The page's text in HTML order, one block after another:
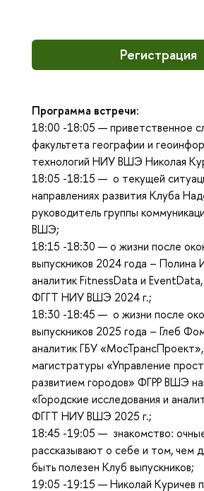
Регистрация
Программа встречи:
18:00 -18:05 — приветственное
факультета географии и
технологий НИУ ВШЭ Николая
18:05 -18:15 — о текущей
направлениях развития Клуба
руководитель группы
ВШЭ;
18:15 -18:30 — о жизни после
выпускников 2024 года – Полина
аналитик FitnessData и
ФГГТ НИУ ВШЭ 2024 г.;
18:30 -18:45 — о жизни после
выпускников 2025 года – Глеб
аналитик ГБУ
магистратуры «Управление
развитием городов» ФГРР ВШЭ
«Городские исследования и
ФГГТ НИУ ВШЭ 2025 г.;
18:45 -19:05 — знакомство:
рассказывают о себе и том, чем
быть полезен Клуб выпускников;
19:05 -19:15 — Николай Куричев